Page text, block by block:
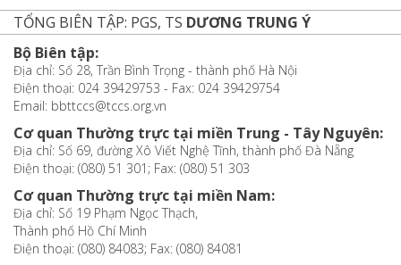
TỔNG BIÊN TẬP: PGS, TS DƯƠNG TRUNG Ý
Bộ Biên tập:
Địa chỉ: Số 28, Trần Bình Trọng - thành phố Hà Nội
Điện thoại: 024 39429753 - Fax: 024 39429754
Email: bbttccs@tccs.org.vn
Cơ quan Thường trực tại miền Trung - Tây Nguyên:
Địa chỉ: Số 69, đường Xô Viết Nghệ Tĩnh, thành phố Đà Nẵng
Điện thoại: (080) 51 301; Fax: (080) 51 303
Cơ quan Thường trực tại miền Nam:
Địa chỉ: Số 19 Phạm Ngọc Thạch,
Thành phố Hồ Chí Minh
Điện thoại: (080) 84083; Fax: (080) 84081